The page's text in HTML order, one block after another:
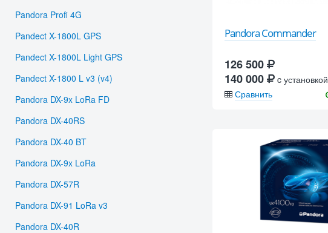
Pandora Commander
126 500
140 000
c установкой
Сравнить
Pandora Profi 4G
Pandect X-1800L GPS
Pandect X-1800L Light GPS
Pandect X-1800 L v3 (v4)
Pandora DX-9x LoRa FD
Pandora DX-40RS
Pandora DX-40 BT
Pandora DX-9x LoRa
Pandora DX-57R
Pandora DX-91 LoRa v3
Pandora DX-40R